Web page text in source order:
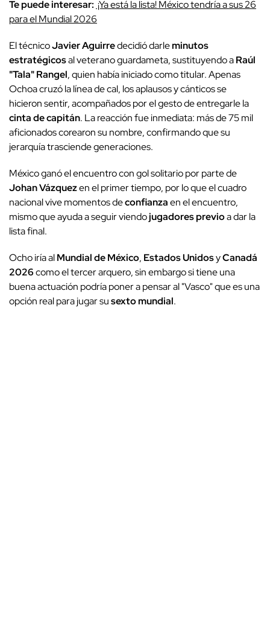
Te puede interesar: ¡Ya está la lista! México tendría a sus 26
para el Mundial 2026
El técnicoJavier Aguirredecidió darleminutos
estratégicosal veterano guardameta, sustituyendo aRaúl
"Tala" Rangel, quien había iniciado como titular. Apenas
Ochoa cruzó la línea de cal, los aplausos y cánticos se
hicieron sentir, acompañados por el gesto de entregarle la
cinta de capitán. La reacción fue inmediata: más de 75 mil
aficionados corearon su nombre, confirmando que su
jerarquía trasciende generaciones.
México ganó el encuentro con gol solitario por parte de
Johan Vázquezen el primer tiempo, por lo que el cuadro
nacional vive momentos deconfianzaen el encuentro,
mismo que ayuda a seguir viendojugadores previoa dar la
lista final.
Ocho iría alMundial de México, Estados UnidosyCanadá
2026como el tercer arquero, sin embargo si tiene una
buena actuación podría poner a pensar al "Vasco" que es una
opción real para jugar susexto mundial.